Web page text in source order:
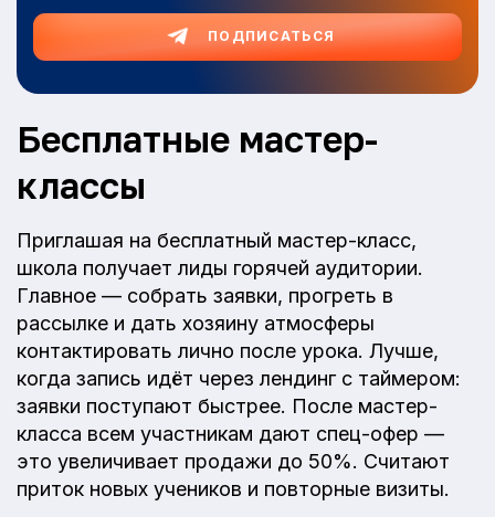
ПОДПИСАТЬСЯ
Бесплатные мастер-
классы
Приглашая на бесплатный мастер-класс,
школа получает лиды горячей аудитории.
Главное — собрать заявки, прогреть в
рассылке и дать хозяину атмосферы
контактировать лично после урока. Лучше,
когда запись идёт через лендинг с таймером:
заявки поступают быстрее. После мастер-
класса всем участникам дают спец-офер —
это увеличивает продажи до 50%. Считают
приток новых учеников и повторные визиты.